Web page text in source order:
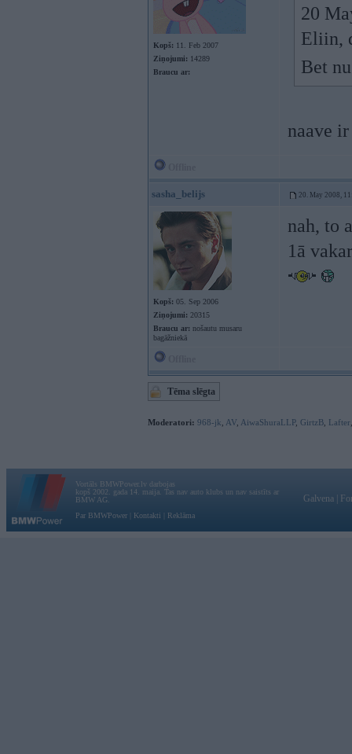
Kopš: 11. Feb 2007
Ziņojumi: 14289
Braucu ar:
20
Eliin,
Bet
naave
sasha_belijs 20. May 2008,
Kopš: 05. Sep 2006
Ziņojumi: 20315
Braucu ar: nošautu musaru
bagāžniekā
nah, to
1ā
Tēma slēgta
Moderatori: 968-jk AV AiwaShuraLLP, GirtzB Lafter
Vortāls BMWPower.lv darbojas
kopš 2002. gada 14. maija. Tas nav auto klubs un nav saistīts ar
BMW AG.
Par BMWPower
Kontakti Reklāma
Galvena